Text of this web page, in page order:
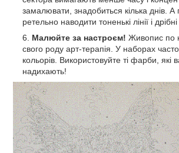
замалювати, знадобиться кілька днів. А
ретельно наводити тоненькі лінії і
Малюйте за настроєм! Живопис
свого роду арт-терапія. У наборах
кольорів. Використовуйте ті фарби, які
надихають!